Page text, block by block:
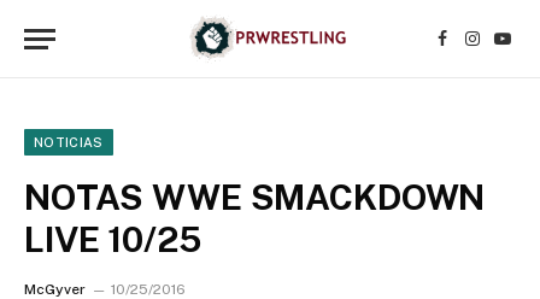
Facebook
NOTICIAS
NOTAS WWE SMACKDOWN
LIVE 10/25
McGyver 10/25/2016